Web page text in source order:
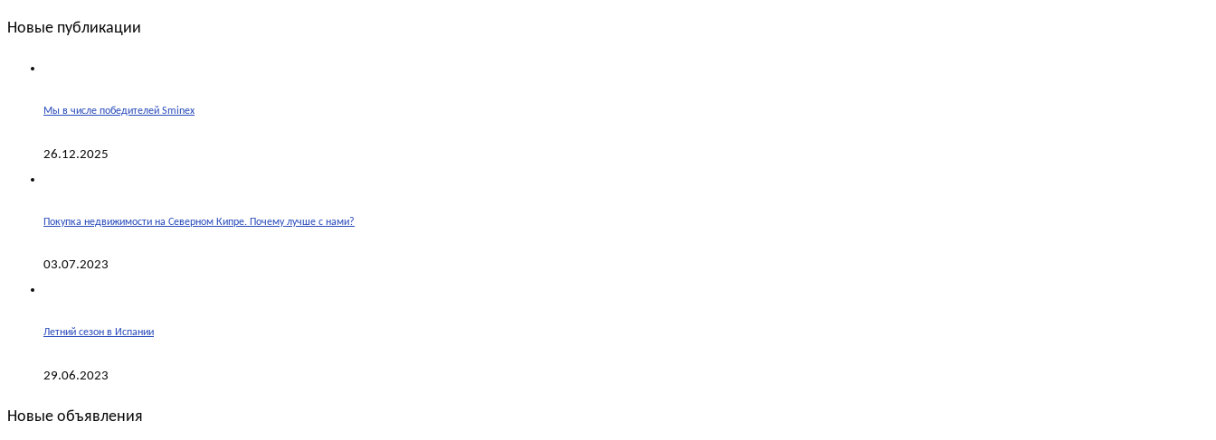
Новые публикации
Мы в числе победителей Sminex
26.12.2025
Покупка недвижимости на Северном Кипре. Почему лучше с нами?
03.07.2023
Летний сезон в Испании
29.06.2023
Новые объявления